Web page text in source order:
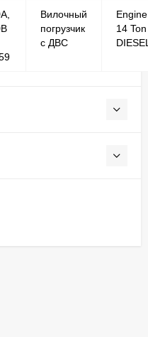
Вилочный
погрузчик
с ДВС
Engine
14 Ton